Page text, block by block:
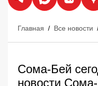
Главная / Все новости
Сома-Бей
новости